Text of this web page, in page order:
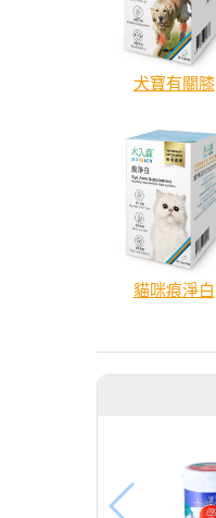
犬寶有關膝
貓咪痕淨白